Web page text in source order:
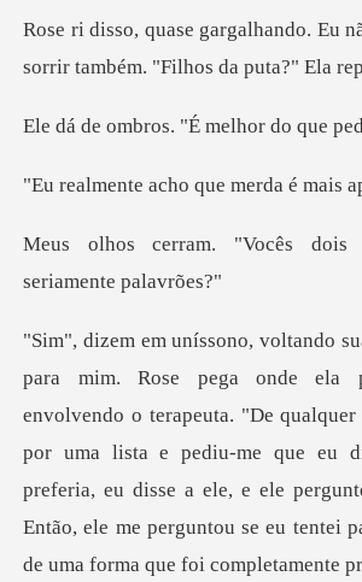
Eu
sorrir tamb
"É melhor do que p
ho que merda é m
ês dois
. "De qualquer
por uma lista e pediu-me que eu
preferia, eu disse a ele, e ele